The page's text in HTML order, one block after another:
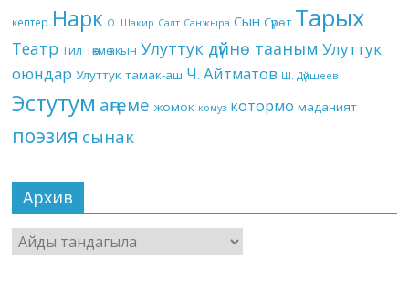
кептер Нарк О. Шакир Салт Санжыра Сын Сүрөт Тарых
Театр Тил Төкмө акын Улуттук дүйнө тааным Улуттук
оюндар Улуттук тамак-аш Ч. Айтматов Ш. Дүйшеев
Эстутум аңгеме жомок комуз котормо маданият
поэзия сынак
Архив
Архив